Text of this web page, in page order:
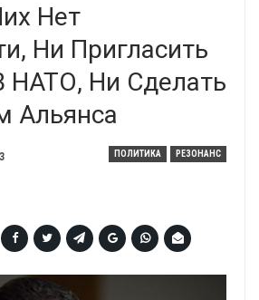
Нет
Ни Пригласить
НАТО, Ни Сделать
Альянса
ПОЛИТИКА РЕЗОНАНС